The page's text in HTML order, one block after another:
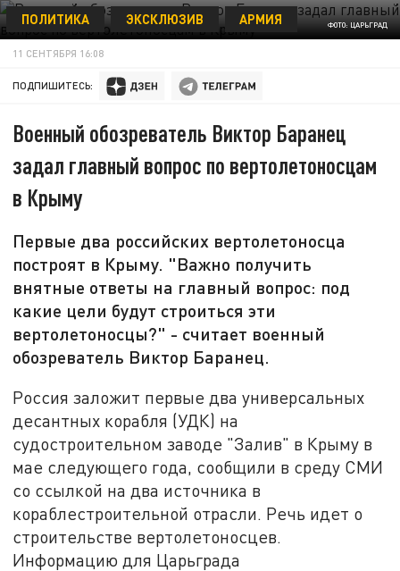
ФОТО: ЦАРЬГРАД
ПОЛИТИКА ЭКСКЛЮЗИВ АРМИЯ
11 СЕНТЯБРЯ 16:08
ПОДПИШИТЕСЬ:
Военный обозреватель Виктор Баранец
задал главный вопрос по вертолетоносцам
в Крыму
Первые два российских вертолетоносца
построят в Крыму. "Важно получить
внятные ответы на главный вопрос: под
какие цели будут строиться эти
вертолетоносцы?" - считает военный
обозреватель Виктор Баранец.
Россия заложит первые два универсальных
десантных корабля (УДК) на
судостроительном заводе "Залив" в Крыму в
мае следующего года, сообщили в среду СМИ
со ссылкой на два источника в
кораблестроительной отрасли. Речь идет о
строительстве вертолетоносцев.
Информацию для Царьграда